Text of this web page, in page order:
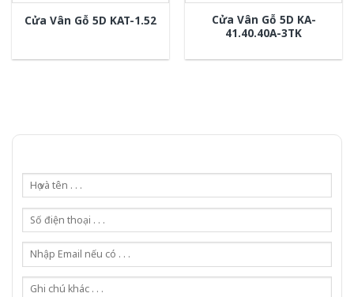
Cửa Vân Gỗ 5D KAT-1.52
Cửa Vân Gỗ 5D KA-
41.40.40A-3TK